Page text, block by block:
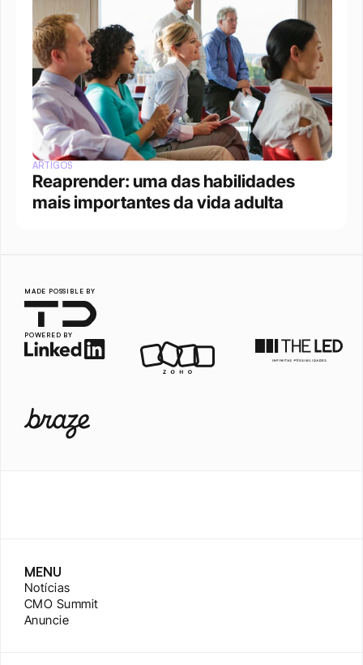
ARTIGOS
Reaprender: uma das habilidades
mais importantes da vida adulta
MADE POSSIBLE BY
POWERED BY
MENU
Notícias
CMO Summit
Anuncie